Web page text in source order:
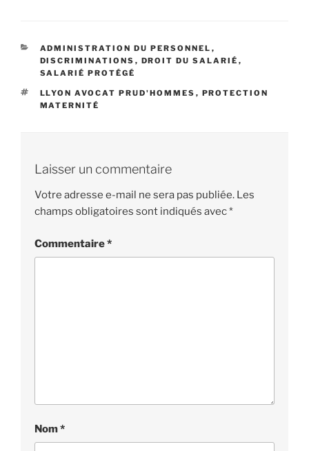
CATÉGORIES
ADMINISTRATION DU PERSONNEL ,
DISCRIMINATIONS , DROIT DU SALARIÉ ,
SALARIÉ PROTÉGÉ
ÉTIQUETTES
LLYON AVOCAT PRUD'HOMMES , PROTECTION
MATERNITÉ
Laisser un commentaire
Votre adresse e-mail ne sera pas publiée. Les
champs obligatoires sont indiqués avec*
Commentaire*
Nom*